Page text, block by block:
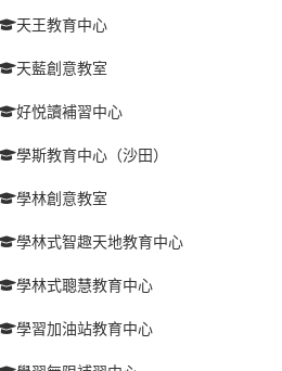
天王教育中心
天藍創意教室
好悦讀補習中心
學斯教育中心（沙田）
學林創意教室
學林式智趣天地教育中心
學林式聰慧教育中心
學習加油站教育中心